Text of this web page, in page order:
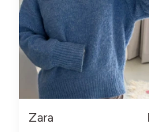
Zara